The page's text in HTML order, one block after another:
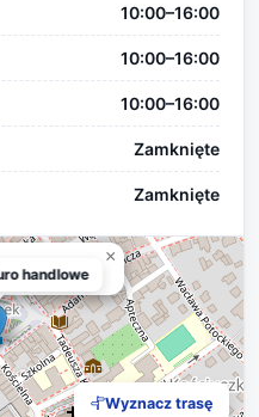
10:00–16:00
10:00–16:00
10:00–16:00
Zamknięte
Zamknięte
handlowe
×
handlowe
Wyznacz trasę